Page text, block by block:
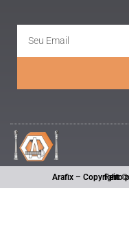
Arafix – Copyright ©
Feito